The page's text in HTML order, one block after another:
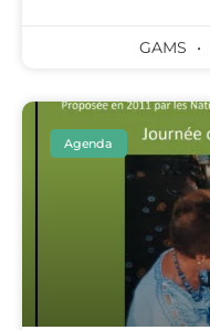
GAMS
Agenda